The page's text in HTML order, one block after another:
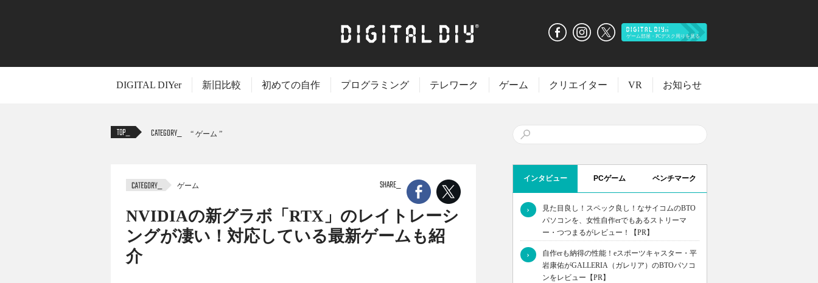
DIGITAL DIYer 新旧比較 初めての自作 プログラミング テレワーク ゲーム クリエイター VR お知らせ
CATEGORY ゲーム
TITLE
グラボ界の王者NVIDIAが2018年にリリースした「RTX」には、革新的なゲーム画質向上機能が多数搭載
SHARE
ゲーム
NVIDIAの新グラボ「RTX」のレイトレーシ
ングが凄い！対応している最新ゲームも紹
介
インタビュー PCゲーム ベンチマーク
›
見た目良し！スペック良し！なサイコムのBTO
パソコンを、女性自作erでもあるストリーマ
ー・つつまるがレビュー！【PR】
›
自作erも納得の性能！eスポーツキャスター・平
岩康佑がGALLERIA（ガレリア）のBTOパソコ
ンをレビュー【PR】